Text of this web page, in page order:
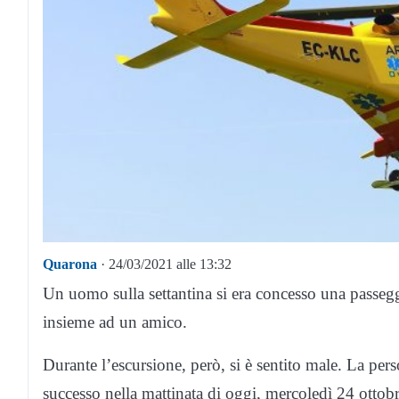
Quarona · 24/03/2021 alle 13:32
Un uomo sulla settantina si era concesso una
insieme ad un amico.
Durante l’escursione, però, si è sentito male. La
successo nella mattinata di oggi, mercoledì 24